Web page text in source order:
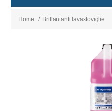
Home / Brillantanti lavastoviglie